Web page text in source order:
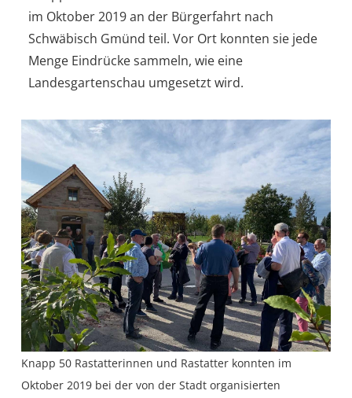
im Oktober 2019 an der Bürgerfahrt nach
Schwäbisch Gmünd teil. Vor Ort konnten sie jede
Menge Eindrücke sammeln, wie eine
Landesgartenschau umgesetzt wird.
Knapp 50 Rastatterinnen und Rastatter konnten im
Oktober 2019 bei der von der Stadt organisierten